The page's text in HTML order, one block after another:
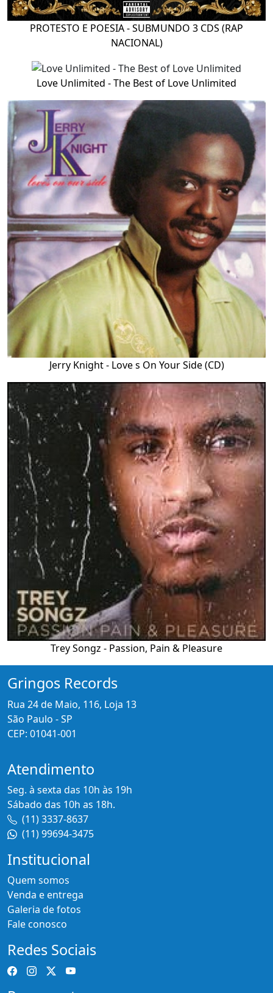
PROTESTO E POESIA - SUBMUNDO 3 CDS (RAP
NACIONAL)
Love Unlimited - The Best of Love Unlimited
Jerry Knight - Love s On Your Side (CD)
Trey Songz - Passion, Pain & Pleasure
Gringos Records
Rua 24 de Maio, 116, Loja 13
São Paulo - SP
CEP: 01041-001
Atendimento
Seg. à sexta das 10h às 19h
Sábado das 10h as 18h.
(11) 3337-8637
(11) 99694-3475
Institucional
Quem somos
Venda e entrega
Galeria de fotos
Fale conosco
Redes Sociais